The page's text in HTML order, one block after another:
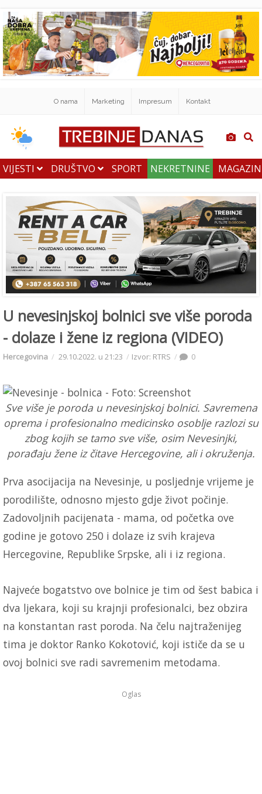
O nama Marketing Impresum Kontakt
VIJESTI DRUŠTVO SPORT NEKRETNINE
U nevesinjskoj bolnici sve više poroda
- dolaze i žene iz regiona (VIDEO)
Hercegovina 29.10.2022. u 21:23 Izvor: RTRS 0
Sve više je poroda u nevesinjskoj bolnici. Savremena
oprema i profesionalno medicinsko osoblje razlozi su
zbog kojih se tamo sve više, osim Nevesinjki,
porađaju žene iz čitave Hercegovine, ali i okruženja.
Prva asocijacija na Nevesinje, u posljednje vrijeme je
porodilište, odnosno mjesto gdje život počinje.
Zadovoljnih pacijenata - mama, od početka ove
godine je gotovo 250 i dolaze iz svih krajeva
Hercegovine, Republike Srpske, ali i iz regiona.
Najveće bogatstvo ove bolnice je tim od šest babica i
dva ljekara, koji su krajnji profesionalci, bez obzira
na konstantan rast poroda. Na čelu najtraženijeg
tima je doktor Ranko Kokotović, koji ističe da se u
ovoj bolnici sve radi savremenim metodama.
Oglas